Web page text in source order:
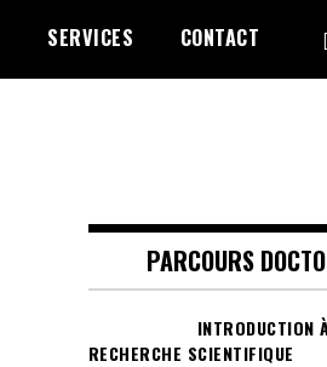
SERVICES CONTACT
PARCOURS
INTRODUCTION
RECHERCHE SCIENTIFIQUE